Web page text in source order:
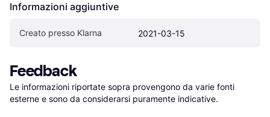
Informazioni aggiuntive
Creato presso Klarna 2021-03-15
Feedback
Le informazioni riportate sopra provengono da varie fonti
esterne e sono da considerarsi puramente indicative.